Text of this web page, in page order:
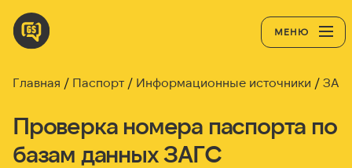
МЕНЮ
Главная Паспорт Информационные источники
Проверка номера паспорта по
базам данных ЗАГС